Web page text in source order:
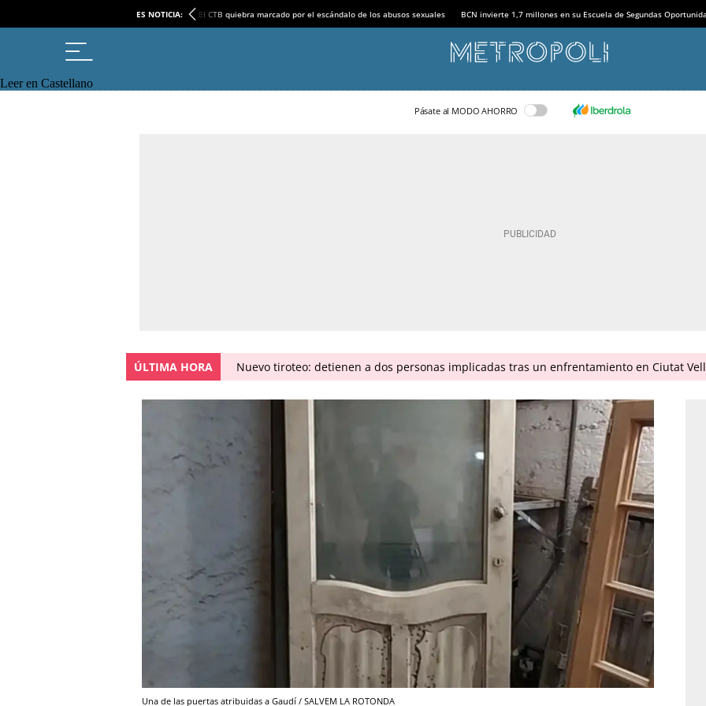
ES NOTICIA: El CTB quiebra marcado por el escándalo de los abusos sexuales BCN invierte 1,7 millones en su Escuela de Segundas
Leer en Castellano
Pásate al MODO AHORRO
ÚLTIMA HORA Nuevo tiroteo: detienen a dos personas implicadas tras un enfrentamiento en Ciutat
Una de las puertas atribuidas a Gaudí / SALVEM LA ROTONDA